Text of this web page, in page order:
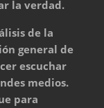
la verdad.
de la
general de
escuchar
medios.
para